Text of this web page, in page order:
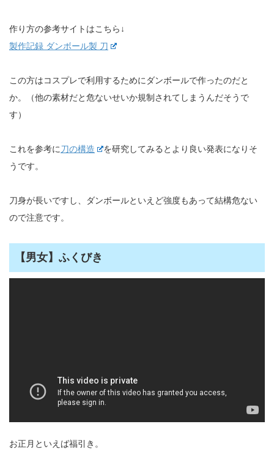
作り方の参考サイトはこちら↓
製作記録 ダンボール製 刀
この方はコスプレで利用するためにダンボールで作ったのだと
か。（他の素材だと危ないせいか規制されてしまうんだそうで
す）
これを参考に刀の構造
を研究してみるとより良い発表になりそ
うです。
刀身が長いですし、ダンボールといえど強度もあって結構危ない
ので注意です。
【男女】ふくびき
お正月といえば福引き。